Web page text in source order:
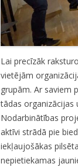
Lai precīzāk
vietējām
grupām. Ar saviem
tādas organizācijas
Nodarbinātības
aktīvi strādā pie
iekļaujošākas
nepietiekamas